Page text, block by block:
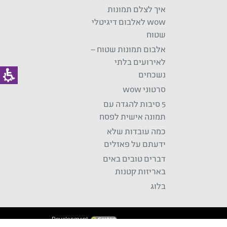
איך לצלם תמונות
wow לאלבום דיגיטלי
שטוח
אלבום תמונות שטוח –
לאירועים בלתי
נשכחים
סרטוני wow
5 סיבות להגדה עם
תמונה אישית לפסח
כמה עובדות שלא
ידעתם על פאזלים
דברים טובים באים
באריזות קטנות
בלוג
Development: